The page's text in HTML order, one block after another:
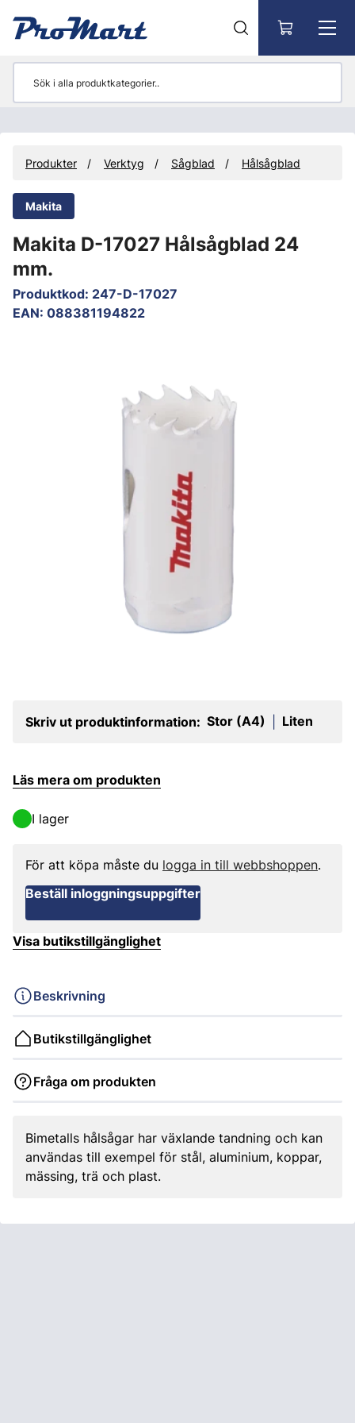
Produkter Verktyg Sågblad Hålsågblad
Makita
Makita D-17027 Hålsågblad 24
mm.
Produktkod: 247-D-17027
EAN: 088381194822
Skriv ut produktinformation: Stor (A4) Liten
Läs mera om produkten
I lager
För att köpa måste du logga in till webbshoppen.
Beställ inloggningsuppgifter
Visa butikstillgänglighet
Beskrivning
Butikstillgänglighet
Fråga om produkten
Bimetalls hålsågar har växlande tandning och kan
användas till exempel för stål, aluminium, koppar,
mässing, trä och plast.